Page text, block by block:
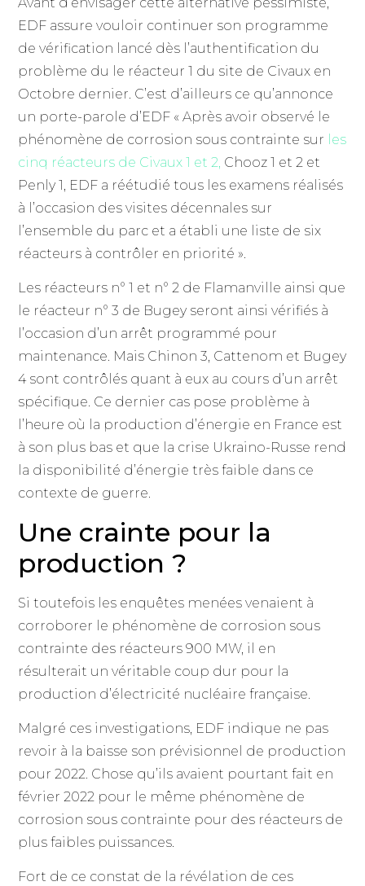
EDF assure vouloir continuer son programme
de vérification lancé dès l’authentification du
problème du le réacteur 1 du site de Civaux en
Octobre dernier. C’est d’ailleurs ce qu’annonce
un porte-parole d’EDF « Après avoir observé le
phénomène de corrosion sous contrainte sur les
cinq réacteurs de Civaux 1 et 2 Chooz 1 et 2 et
Penly 1, EDF a réétudié tous les examens réalisés
à l’occasion des visites décennales sur
l’ensemble du parc et a établi une liste de six
réacteurs à contrôler en priorité ».
Les réacteurs n° 1 et n° 2 de Flamanville ainsi que
le réacteur n° 3 de Bugey seront ainsi vérifiés à
l’occasion d’un arrêt programmé pour
maintenance. Mais Chinon 3, Cattenom et Bugey
4 sont contrôlés quant à eux au cours d’un arrêt
spécifique. Ce dernier cas pose problème à
l’heure où la production d’énergie en France est
à son plus bas et que la crise Ukraino-Russe rend
la disponibilité d’énergie très faible dans ce
contexte de guerre.
Une crainte pour la
production ?
Si toutefois les enquêtes menées venaient à
corroborer le phénomène de corrosion sous
contrainte des réacteurs 900 MW, il en
résulterait un véritable coup dur pour la
production d’électricité nucléaire française.
Malgré ces investigations, EDF indique ne pas
revoir à la baisse son prévisionnel de production
pour 2022. Chose qu’ils avaient pourtant fait en
février 2022 pour le même phénomène de
corrosion sous contrainte pour des réacteurs de
plus faibles puissances.
Fort de ce constat de la révélation de ces